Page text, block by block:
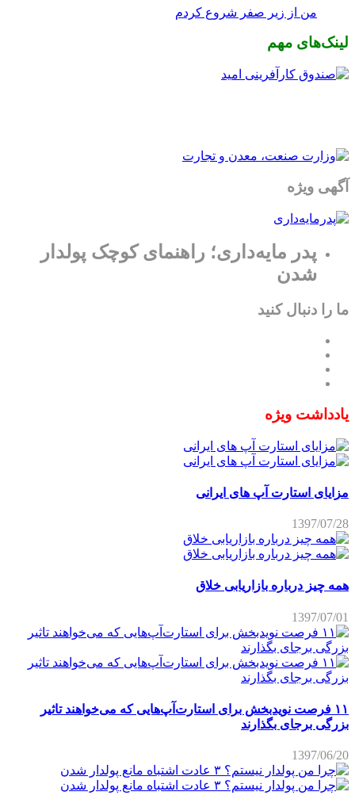
من از زیر صفر شروع کردم
لینک‌های مهم
آگهی ویژه
پدر مایه‌داری؛ راهنمای کوچک پولدار
شدن
ما را دنبال کنید
یادداشت ویژه
مزایای استارت آپ های ایرانی
1397/07/28
همه چیز درباره بازاریابی خلاق
1397/07/01
۱۱ فرصت نویدبخش برای استارت‌آپ‌هایی که می‌خواهند تاثیر
بزرگی برجای بگذارند
1397/06/20